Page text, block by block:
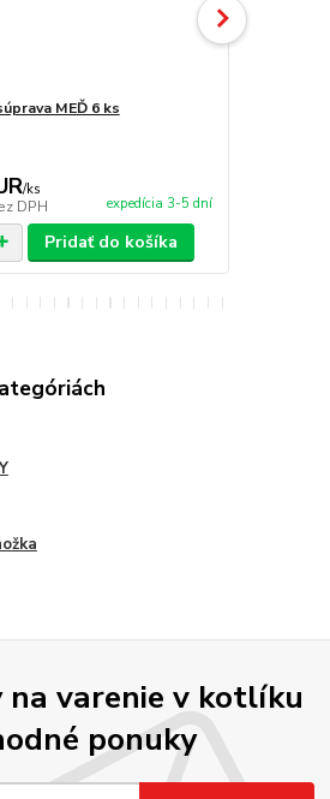
MEĎ 6 ks
/ks
DPH expedícia 3-5 dní
Pridať do košíka
varenie v kotlíku
ponuky